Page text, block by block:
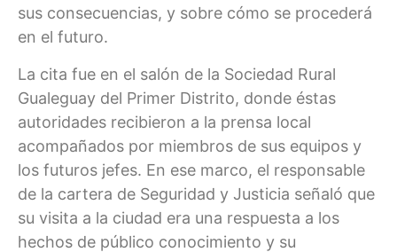
sus consecuencias, y sobre cómo se procederá
en el futuro.
La cita fue en el salón de la Sociedad Rural
Gualeguay del Primer Distrito, donde éstas
autoridades recibieron a la prensa local
acompañados por miembros de sus equipos y
los futuros jefes. En ese marco, el responsable
de la cartera de Seguridad y Justicia señaló que
su visita a la ciudad era una respuesta a los
hechos de público conocimiento y su